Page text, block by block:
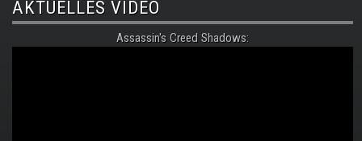
AKTUELLES VIDEO
Assassin's Creed Shadows: